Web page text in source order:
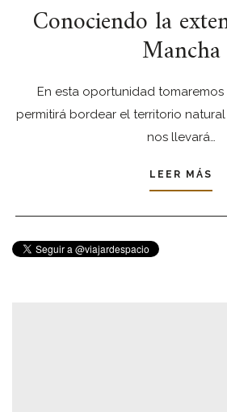
Conociendo la
Mancha
En esta oportunidad
permitirá bordear el territorio
nos llevará…
LEER MÁS